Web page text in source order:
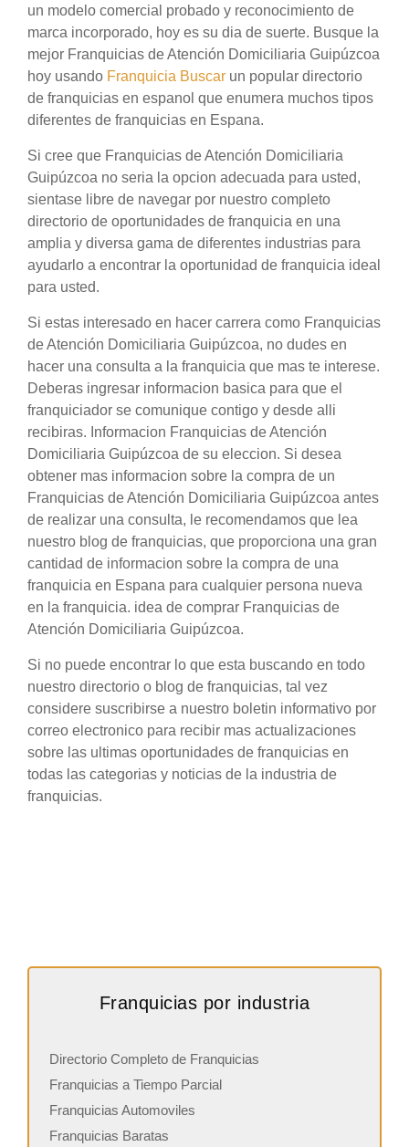
un modelo comercial probado y reconocimiento de
marca incorporado, hoy es su dia de suerte. Busque la
mejor Franquicias de Atención Domiciliaria Guipúzcoa
hoy usando Franquicia Buscar un popular directorio
de franquicias en espanol que enumera muchos tipos
diferentes de franquicias en Espana.
Si cree que Franquicias de Atención Domiciliaria
Guipúzcoa no seria la opcion adecuada para usted,
sientase libre de navegar por nuestro completo
directorio de oportunidades de franquicia en una
amplia y diversa gama de diferentes industrias para
ayudarlo a encontrar la oportunidad de franquicia ideal
para usted.
Si estas interesado en hacer carrera como Franquicias
de Atención Domiciliaria Guipúzcoa, no dudes en
hacer una consulta a la franquicia que mas te interese.
Deberas ingresar informacion basica para que el
franquiciador se comunique contigo y desde alli
recibiras. Informacion Franquicias de Atención
Domiciliaria Guipúzcoa de su eleccion. Si desea
obtener mas informacion sobre la compra de un
Franquicias de Atención Domiciliaria Guipúzcoa antes
de realizar una consulta, le recomendamos que lea
nuestro blog de franquicias, que proporciona una gran
cantidad de informacion sobre la compra de una
franquicia en Espana para cualquier persona nueva
en la franquicia. idea de comprar Franquicias de
Atención Domiciliaria Guipúzcoa.
Si no puede encontrar lo que esta buscando en todo
nuestro directorio o blog de franquicias, tal vez
considere suscribirse a nuestro boletin informativo por
correo electronico para recibir mas actualizaciones
sobre las ultimas oportunidades de franquicias en
todas las categorias y noticias de la industria de
franquicias.
Franquicias por industria
Directorio Completo de Franquicias
Franquicias a Tiempo Parcial
Franquicias Automoviles
Franquicias Baratas